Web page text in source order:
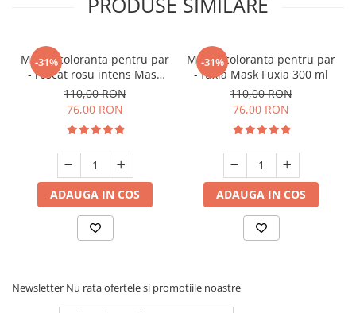
-31%
Masca coloranta pentru par
- roscat rosu intens Mask
Intense Red 300 ml
110,00 RON
76,00 RON
ADAUGA IN COS
-31%
Masca coloranta pentru par
- fuxia Mask Fuxia 300 ml
110,00 RON
76,00 RON
ADAUGA IN COS
Newsletter Nu rata ofertele si promotiile noastre